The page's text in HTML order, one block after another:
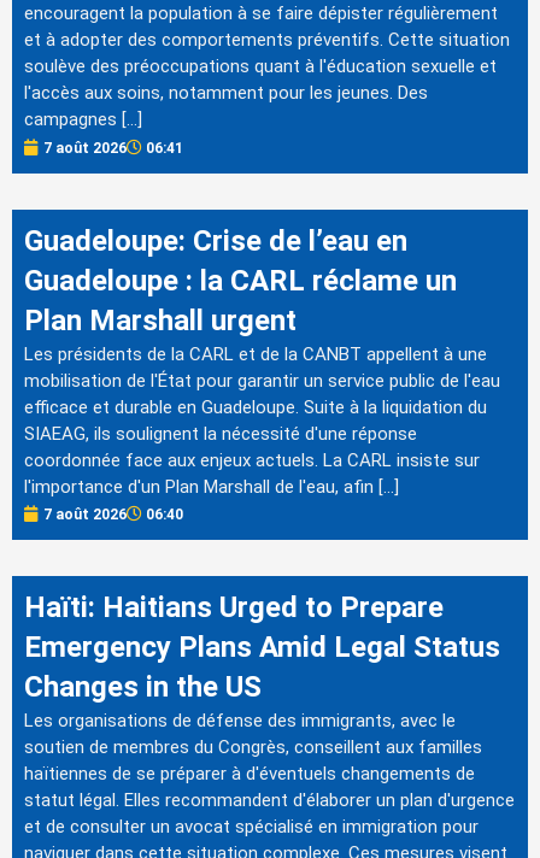
encouragent la population à se faire dépister régulièrement
et à adopter des comportements préventifs. Cette situation
soulève des préoccupations quant à l'éducation sexuelle et
l'accès aux soins, notamment pour les jeunes. Des
campagnes […]
7 août 2026 06:41
Guadeloupe: Crise de l’eau en
Guadeloupe : la CARL réclame un
Plan Marshall urgent
Les présidents de la CARL et de la CANBT appellent à une
mobilisation de l'État pour garantir un service public de l'eau
efficace et durable en Guadeloupe. Suite à la liquidation du
SIAEAG, ils soulignent la nécessité d'une réponse
coordonnée face aux enjeux actuels. La CARL insiste sur
l'importance d'un Plan Marshall de l'eau, afin […]
7 août 2026 06:40
Haïti: Haitians Urged to Prepare
Emergency Plans Amid Legal Status
Changes in the US
Les organisations de défense des immigrants, avec le
soutien de membres du Congrès, conseillent aux familles
haïtiennes de se préparer à d'éventuels changements de
statut légal. Elles recommandent d'élaborer un plan d'urgence
et de consulter un avocat spécialisé en immigration pour
naviguer dans cette situation complexe. Ces mesures visent